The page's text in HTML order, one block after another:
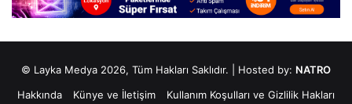
© Layka Medya 2026, Tüm Hakları Saklıdır. | Hosted by: NATRO
Hakkında
Künye ve İletişim Kullanım Koşulları ve Gizlilik Hakları